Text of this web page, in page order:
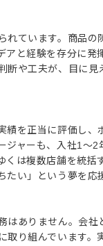
れています。商品
アと経験を存分に
断や工夫が、目に
績を正当に評価し
ジャーも、入社1〜
は複数店舗を統括
い」という夢を応
はありません。会
取り組んでいます